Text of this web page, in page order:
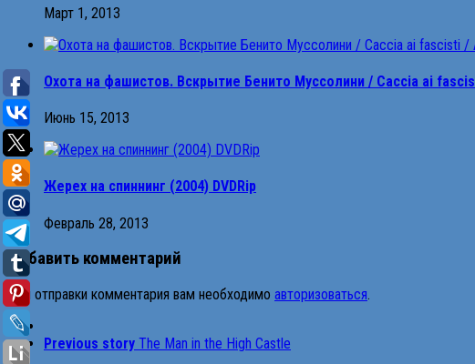
Март 1, 2013
Охота на фашистов. Вскрытие Бенито Муссолини / Caccia ai
Июнь 15, 2013
Жерех на спиннинг (2004) DVDRip
Февраль 28, 2013
Добавить комментарий
Для отправки комментария вам необходимо авторизоваться.
Previous story The Man in the High Castle